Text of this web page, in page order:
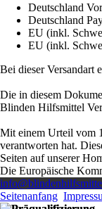
Deutschland
Deutschland
EU (inkl.
EU (inkl.
Bei dieser Versandart
Die in diesem
Blinden Hilfsmittel
Mit einem Urteil vom
verantworten hat.
Seiten auf unserer
Die Europäische
Seitenanfang